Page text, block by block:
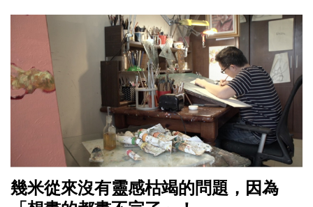
幾米從來沒有靈感枯竭的問題，因為